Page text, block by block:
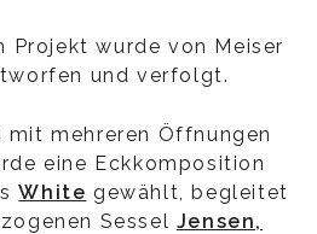
Projekt wurde von Meiser
und verfolgt.
mit mehreren Öffnungen
eine Eckkomposition
White gewählt, begleitet
Sessel Jensen,